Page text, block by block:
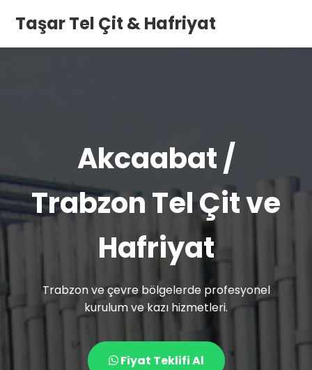
Taşar Tel Çit & Hafriyat
Akcaabat /
Trabzon Tel Çit ve
Hafriyat
Trabzon ve çevre bölgelerde profesyonel
kurulum ve kazı hizmetleri.
Fiyat Teklifi Al